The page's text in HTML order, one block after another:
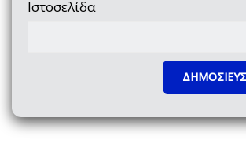
Ιστοσελίδα